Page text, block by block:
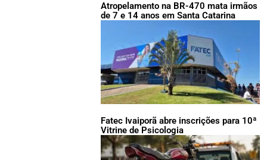
Atropelamento na BR-470 mata irmãos
de 7 e 14 anos em Santa Catarina
Fatec Ivaiporã abre inscrições para 10ª
Vitrine de Psicologia